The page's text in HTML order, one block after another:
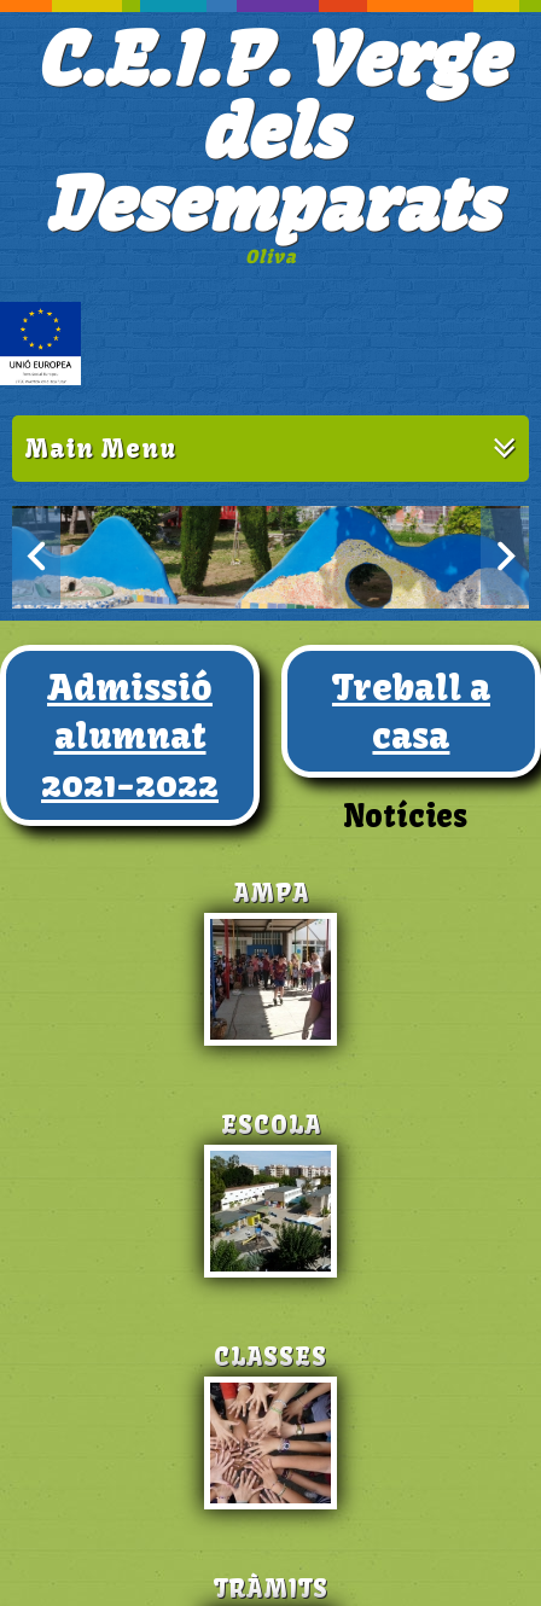
C.E.I.P. Verge
dels
Desemparats
Oliva
Main Menu
Admissió
alumnat
2021-2022
Treball a
casa
Notícies
AMPA
ESCOLA
CLASSES
TRÀMITS